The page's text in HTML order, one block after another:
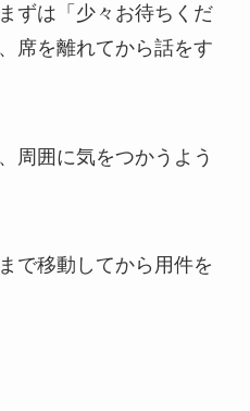
ずは 「少々お待ちくだ
席を離れてから話をす
周囲に気をつかうよう
で移動してから用件を